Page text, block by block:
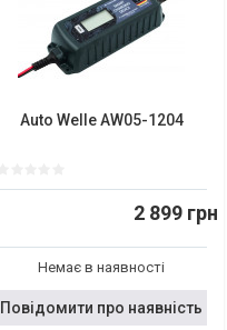
Auto Welle AW05-1204
2 899 грн
Немає в наявності
Повідомити про наявність